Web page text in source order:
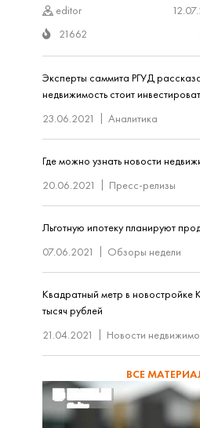
editor
21662
Эксперты саммита РГУД
недвижимость стоит
23.06.2021
Аналитика
Где можно узнать новости
20.06.2021
Пресс-релизы
Льготную ипотеку планируют
07.06.2021
Обзоры недели
Квадратный метр в новостройке
тысяч рублей
21.04.2021
Новости
ВСЕ